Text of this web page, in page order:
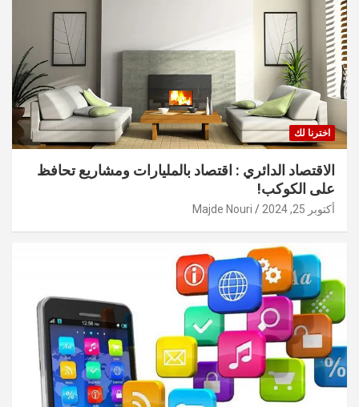
اخترنا لك
الاقتصاد الدائري : اقتصاد بالمليارات ومشاريع تحافظ
على الكوكب!
أكتوبر 25, 2024 Majde Nouri